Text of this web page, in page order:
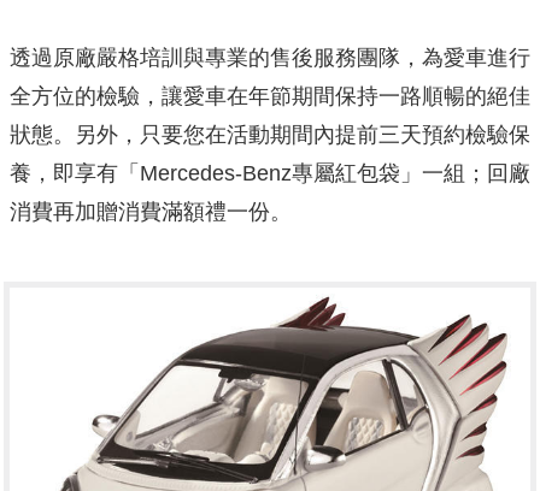
透過原廠嚴格培訓與專業的售後服務團隊，為愛車進行
全方位的檢驗，讓愛車在年節期間保持一路順暢的絕佳
狀態。另外，只要您在活動期間內提前三天預約檢驗保
養，即享有「Mercedes-Benz專屬紅包袋」一組；回廠
消費再加贈消費滿額禮一份。